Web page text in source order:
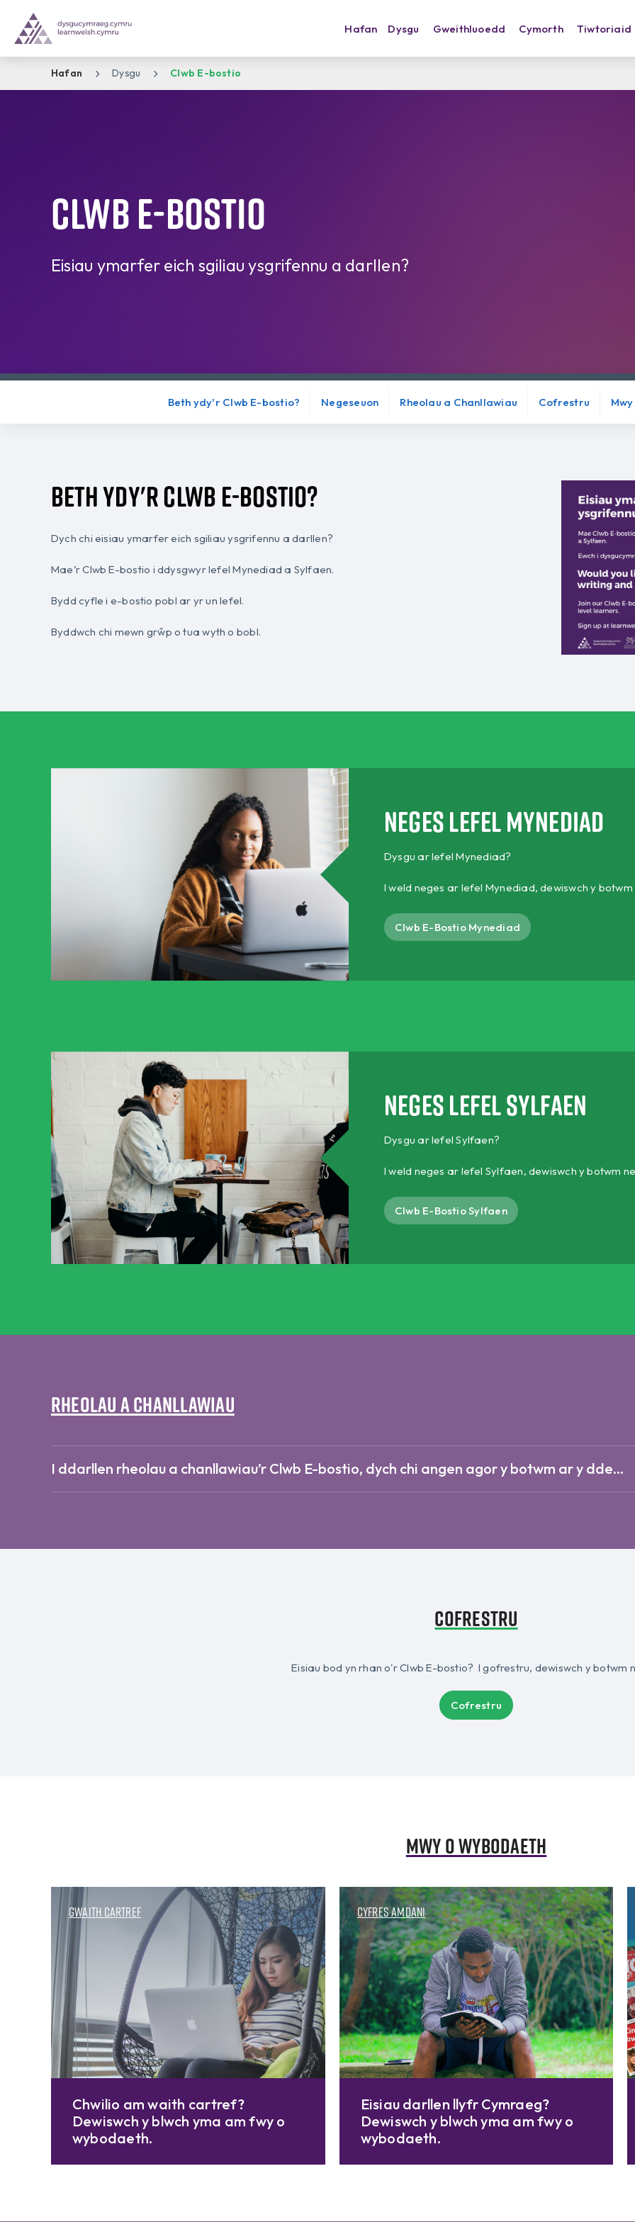
Hafan Dysgu Gweithluoedd Cymorth Tiwtoriaid
Hafan Dysgu Clwb E-bostio
Clwb E-bostio
Eisiau ymarfer eich sgiliau ysgrifennu a darllen?
Beth ydy'r Clwb E-bostio? Negeseuon Rheolau a Chanllawiau Cofrestru
Beth ydy'r clwb e-bostio?
Dych chi eisiau ymarfer eich sgiliau ysgrifennu a darllen?
Mae’r Clwb E-bostio i ddysgwyr lefel Mynediad a Sylfaen.
Bydd cyfle i e-bostio pobl ar yr un lefel.
Byddwch chi mewn grŵp o tua wyth o bobl.
Neges lefel Mynediad
Dysgu ar lefel Mynediad?
I weld neges ar lefel Mynediad, dewiswch y
Clwb E-Bostio Mynediad
Neges lefel Sylfaen
Dysgu ar lefel Sylfaen?
I weld neges ar lefel Sylfaen, dewiswch y botwm
Clwb E-Bostio Sylfaen
Rheolau a Chanllawiau
I ddarllen rheolau a chanllawiau’r Clwb E-bostio, dych chi angen agor y botwm ar y dde...
Cofrestru
Eisiau bod yn rhan o'r Clwb E-bostio? I gofrestru, dewiswch y botwm
Cofrestru
Mwy o wybodaeth
Gwaith cartref
Chwilio am waith cartref?
Dewiswch y blwch yma am fwy o
wybodaeth.
Cyfres Amdani
Eisiau darllen llyfr Cymraeg?
Dewiswch y blwch yma am fwy o
wybodaeth.